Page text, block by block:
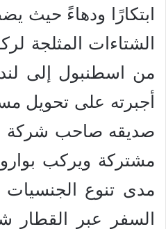
ابتكارًا ودهاءً حيث
الشتاءات المثلجة
من اسطنبول إلى
أجبرته على تحويل
صديقه صاحب شركة
مشتركة ويركب
مدى تنوع
السفر عبر القطار